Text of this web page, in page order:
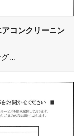
コンクリーニン
グ…